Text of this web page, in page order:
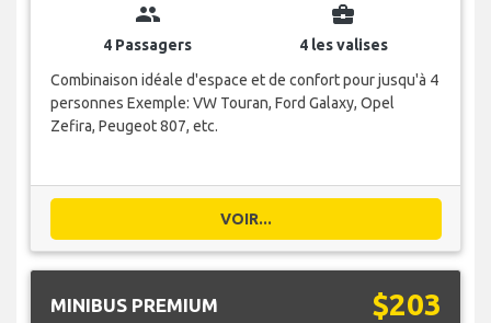
group
4 Passagers
business_center
4 les valises
Combinaison idéale d'espace et de confort pour jusqu'à 4
personnes Exemple: VW Touran, Ford Galaxy, Opel
Zefira, Peugeot 807, etc.
VOIR...
MINIBUS PREMIUM $203